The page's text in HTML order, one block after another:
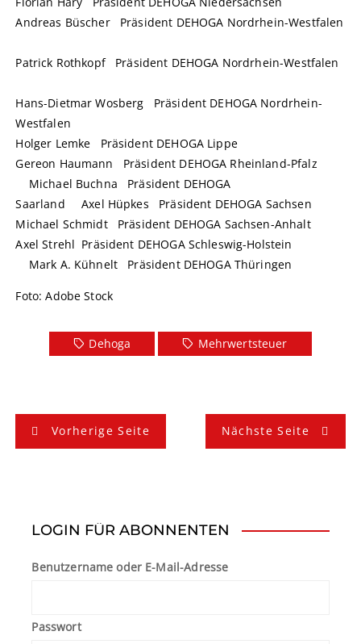
Andreas Büscher Präsident DEHOGA Nordrhein-Westfalen
Patrick Rothkopf Präsident DEHOGA Nordrhein-Westfalen
Hans-Dietmar Wosberg Präsident DEHOGA Nordrhein-
Westfalen
Holger Lemke Präsident DEHOGA Lippe
Gereon Haumann Präsident DEHOGA Rheinland-Pfalz
Michael Buchna Präsident DEHOGA
Saarland Axel Hüpkes Präsident DEHOGA Sachsen
Michael Schmidt Präsident DEHOGA Sachsen-Anhalt
Axel Strehl Präsident DEHOGA Schleswig-Holstein
Mark A. Kühnelt Präsident DEHOGA Thüringen
Foto: Adobe Stock
Dehoga Mehrwertsteuer
B
e
Vorherige Seite Nächste Seite
LOGIN FÜR ABONNENTEN
Benutzername oder E-Mail-Adresse
Passwort